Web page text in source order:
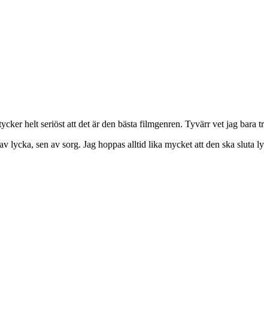
helt seriöst att det är den bästa filmgenren. Tyvärr vet jag bara
lycka, sen av sorg. Jag hoppas alltid lika mycket att den ska sluta